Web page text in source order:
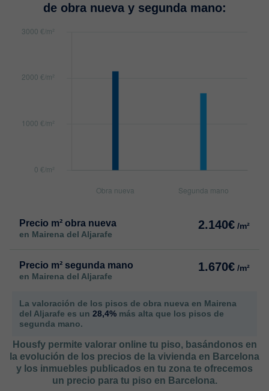
de obra nueva y segunda mano:
Precio m² obra nueva
en Mairena del Aljarafe
2.140€ /m²
Precio m² segunda mano
en Mairena del Aljarafe
1.670€ /m²
La valoración de los pisos de obra nueva en Mairena
del Aljarafe es un 28,4% más alta que los pisos de
segunda mano.
Housfy permite valorar online tu piso, basándonos en
la evolución de los precios de la vivienda en Barcelona
y los inmuebles publicados en tu zona te ofrecemos
un precio para tu piso en Barcelona.